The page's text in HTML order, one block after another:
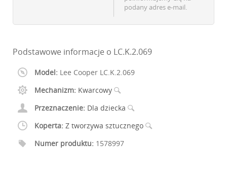
podany adres e-mail.
Podstawowe informacje o LC.K.2.069
Model: Lee Cooper LC.K.2.069
Mechanizm: Kwarcowy
Przeznaczenie: Dla dziecka
Koperta: Z tworzywa sztucznego
Numer produktu: 1578997